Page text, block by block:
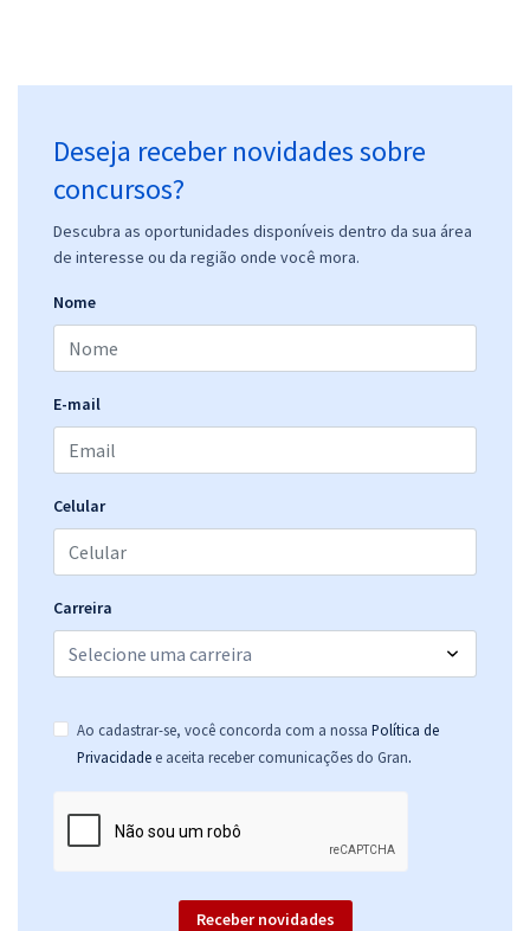
Deseja receber novidades sobre
concursos?
Descubra as oportunidades disponíveis dentro da sua área
de interesse ou da região onde você mora.
Nome
E-mail
Celular
Carreira
Ao cadastrar-se, você concorda com a nossa Política de
Privacidade e aceita receber comunicações do Gran.
Receber novidades